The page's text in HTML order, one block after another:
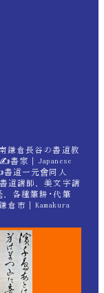
鎌倉長谷の書道教
書家｜Japanese
書道一元會同人
道講師、美文字講
各種筆耕･代筆
倉市｜Kamakura